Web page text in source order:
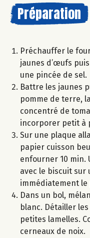
Préparation
Préchauffer le
jaunes d’œufs
une pincée de sel.
Battre les jaunes
pomme de terre,
concentré de
incorporer petit à
Sur une plaque
papier cuisson
enfourner 10 min.
avec le biscuit
immédiatement
Dans un bol,
blanc. Détailler
petites lamelles.
cerneaux de noix.